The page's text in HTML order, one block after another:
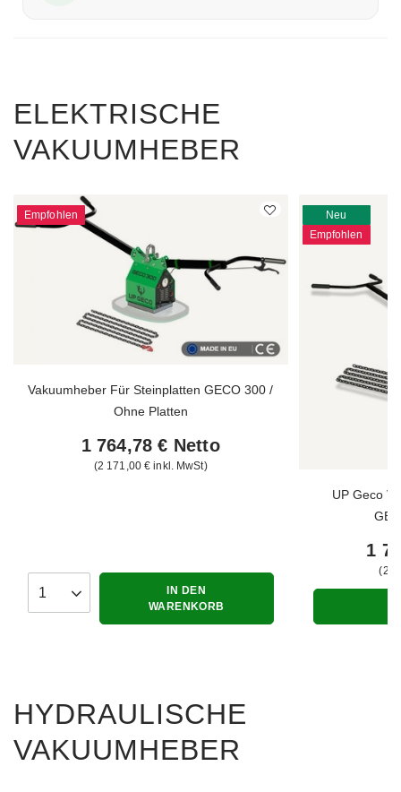
ELEKTRISCHE
VAKUUMHEBER
Empfohlen
Vakuumheber Für Steinplatten GECO 300 /
Ohne Platten
1 764,78 € Netto
2 171,00 €inkl. MwSt
Anzahl der Produkte
IN DEN
WARENKORB
Neu
Empfohlen
UP Geco
1
2
HYDRAULISCHE
VAKUUMHEBER